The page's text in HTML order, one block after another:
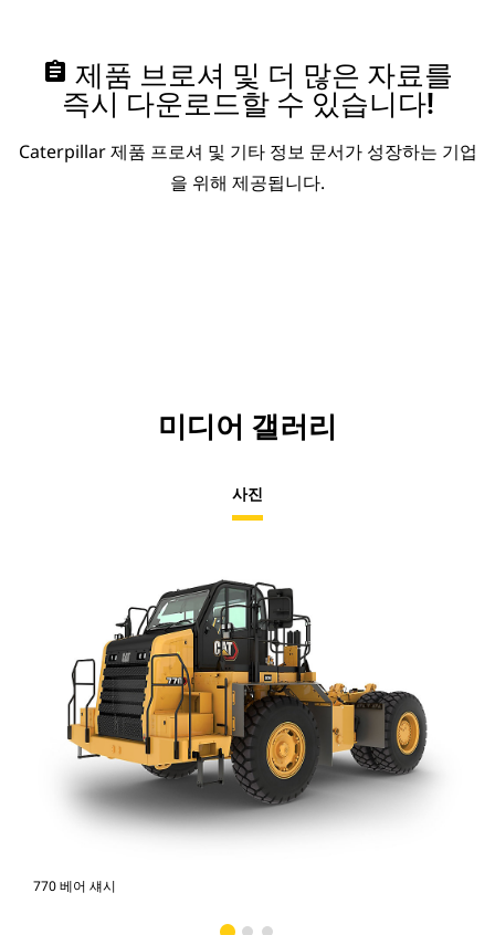
assignment 제품 브로셔 및 더 많은 자료를
즉시 다운로드할 수 있습니다!
Caterpillar 제품 프로셔 및 기타 정보 문서가 성장하는 기업
을 위해 제공됩니다.
미디어 갤러리
사진
770 베어 섀시